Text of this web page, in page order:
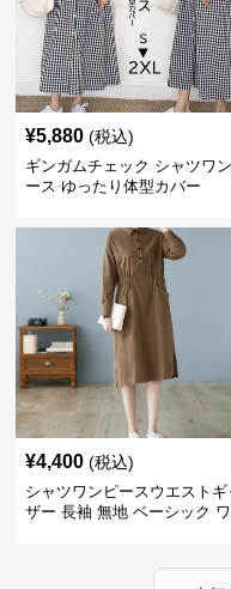
¥5,880 (税込)
ギンガムチェック シャツワ
ース ゆったり体型カバー
¥4,400 (税込)
シャツワンピースウエストギ
ザー 長袖 無地 ベーシック